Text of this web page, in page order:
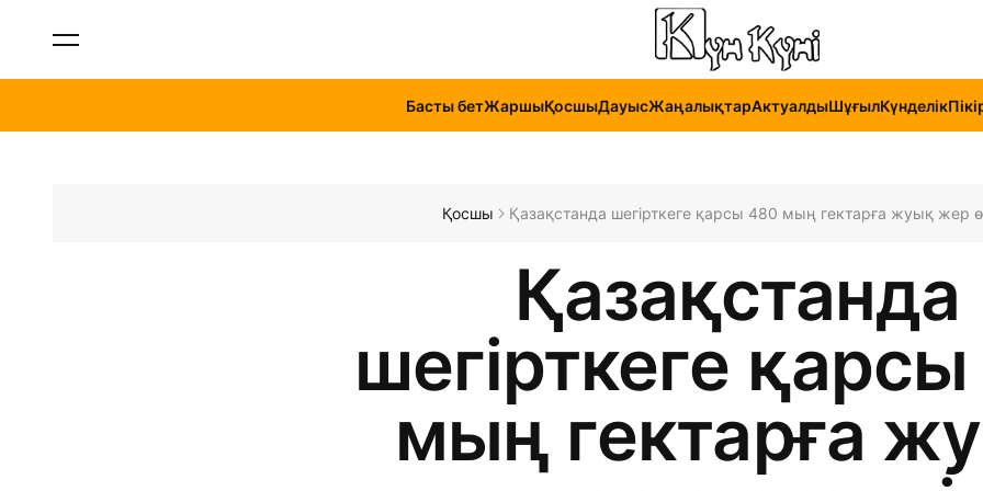
Басты бетЖаршыҚосшыДауысЖаңалықтарАктуалдыШұғылКүнделік
Қосшы Қазақстанда шегірткеге қарсы 480 мың гектарға жуық жер
Қазақстанда
шегірткеге
мың гектарға